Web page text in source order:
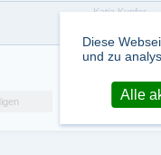
Katja Kupfer
Diese
und zu
Alle